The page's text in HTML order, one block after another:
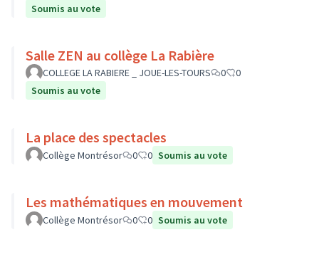
Soumis au vote
Salle ZEN au collège La Rabière
COLLEGE LA RABIERE _ JOUE-LES-TOURS 0
0
Soumis au vote
La place des spectacles
Collège Montrésor 0 0 Soumis au vote
Les mathématiques en mouvement
Collège Montrésor 0 0 Soumis au vote